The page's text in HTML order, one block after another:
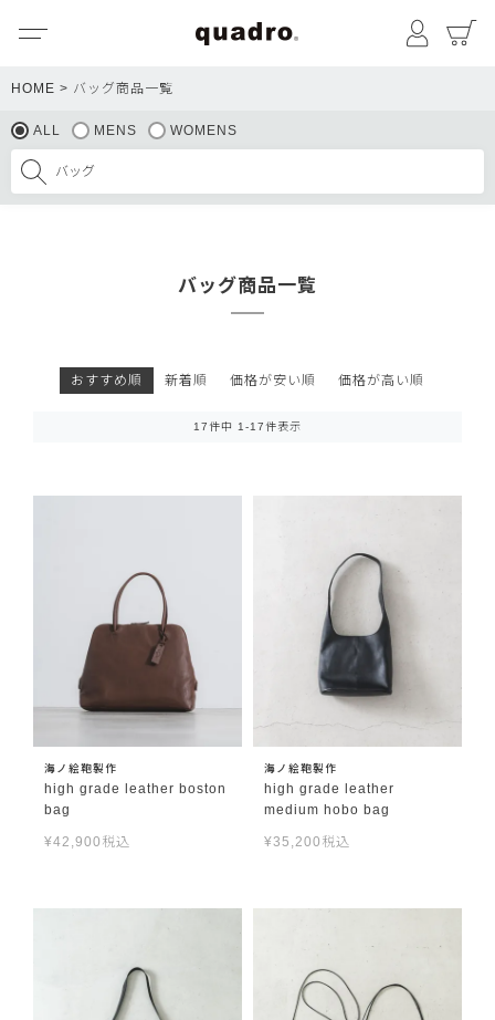
マイペ
HOME バッグ商品一覧
ALL MENS WOMENS
バッグ商品一覧
おすすめ順 新着順 価格が安い順 価格が高い順
17件中 1 -17件表示
海ノ絵鞄製作
high grade leather boston
bag
¥42,900 税込
海ノ絵鞄製作
high grade leather
medium hobo bag
¥35,200 税込